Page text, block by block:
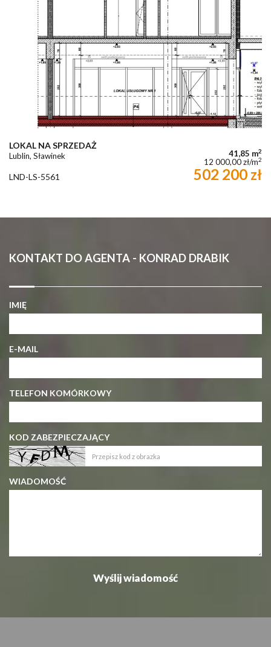
LOKAL NA SPRZEDAŻ
Lublin, Sławinek 41,85 m2
12 000,00 zł/m2
LND-LS-5561 502 200 zł
KONTAKT DO AGENTA - KONRAD DRABIK
IMIĘ
E-MAIL
TELEFON KOMÓRKOWY
KOD ZABEZPIECZAJĄCY
WIADOMOŚĆ